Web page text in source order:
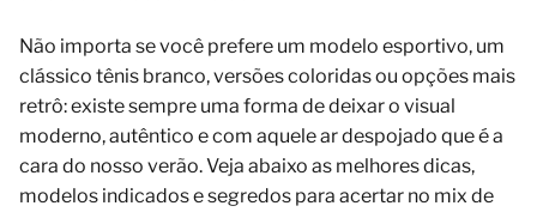
Não importa se você prefere um modelo esportivo, um
clássico tênis branco, versões coloridas ou opções mais
retrô: existe sempre uma forma de deixar o visual
moderno, autêntico e com aquele ar despojado que é a
cara do nosso verão. Veja abaixo as melhores dicas,
modelos indicados e segredos para acertar no mix de